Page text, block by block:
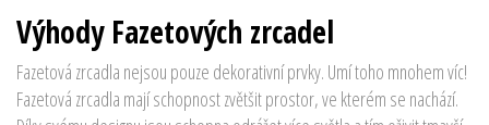
Výhody Fazetových zrcadel
Fazetová zrcadla nejsou pouze dekorativní prvky. Umí toho mnohem víc!
Fazetová zrcadla mají schopnost zvětšit prostor, ve kterém se nachází.